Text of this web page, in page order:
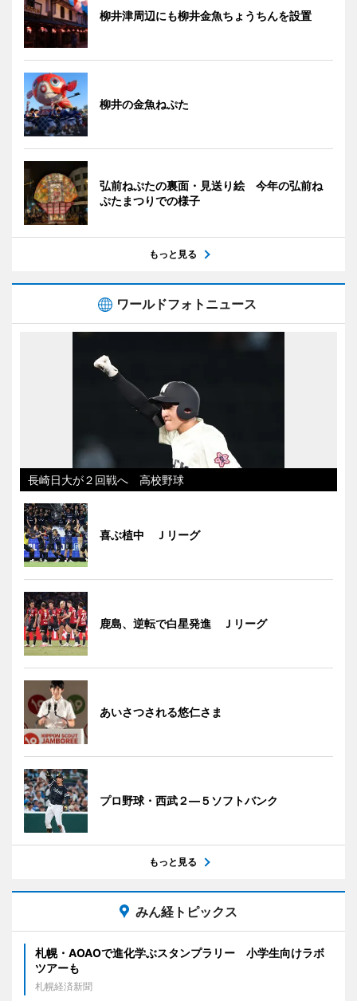
柳井津周辺にも柳井金魚ちょうちんを設置
柳井の金魚ねぷた
弘前ねぷたの裏面・見送り絵 今年の弘前ね
ぷたまつりでの様子
もっと見る
ワールドフォトニュース
長崎日大が２回戦へ 高校野球
喜ぶ植中 Ｊリーグ
鹿島、逆転で白星発進 Ｊリーグ
あいさつされる悠仁さま
プロ野球・西武２―５ソフトバンク
もっと見る
みん経トピックス
札幌・AOAOで進化学ぶスタンプラリー 小学生向けラボ
ツアーも
札幌経済新聞